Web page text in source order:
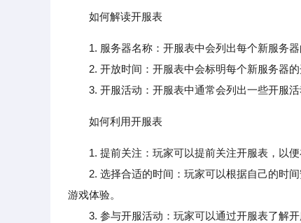
如何解读开服表
1. 服务器名称：开服表中会列出每个新服务
2. 开放时间：开服表中会标明每个新服务器的
3. 开服活动：开服表中通常会列出一些开服活
如何利用开服表
1. 提前关注：玩家可以提前关注开服表，以
2. 选择合适的时间：玩家可以根据自己的时间
游戏体验。
3. 参与开服活动：玩家可以通过开服表了解开